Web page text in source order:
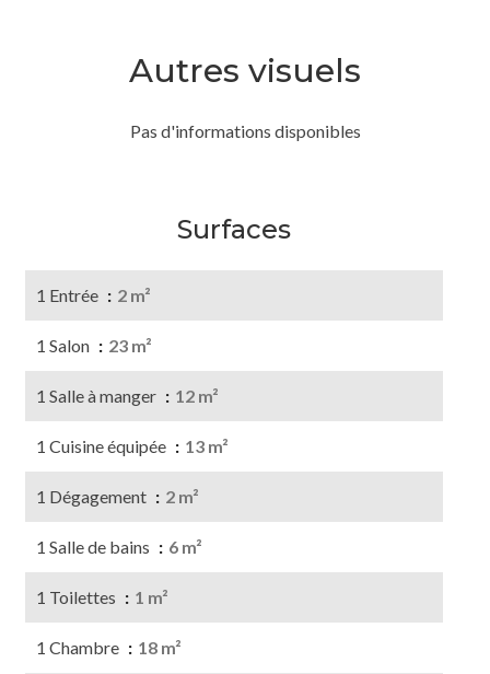
Autres visuels
Pas d'informations disponibles
Surfaces
1 Entrée 2 m²
1 Salon 23 m²
1 Salle à manger 12 m²
1 Cuisine équipée 13 m²
1 Dégagement 2 m²
1 Salle de bains 6 m²
1 Toilettes 1 m²
1 Chambre 18 m²